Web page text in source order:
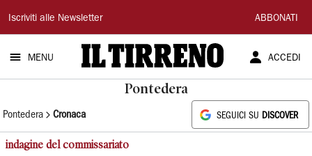
Il
Tirreno
Iscriviti alle Newsletter ABBONATI
MENU ACCEDI
Pontedera
Pontedera Cronaca SEGUICI SU DISCOVER
indagine del commissariato